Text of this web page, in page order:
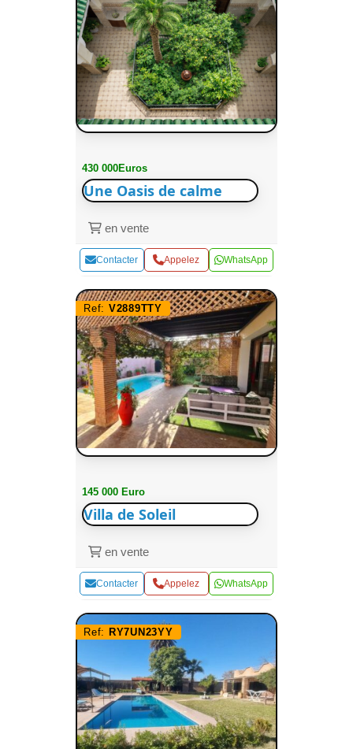
430 000Euros
Une Oasis de calme
en vente
Contacter Appelez WhatsApp
Ref: V2889TTY
145 000 Euro
Villa de Soleil
en vente
Contacter Appelez WhatsApp
Ref: RY7UN23YY